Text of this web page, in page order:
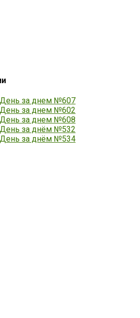
День за днем №607
День за днем №602
День за днем №608
День за днём №532
День за днём №534